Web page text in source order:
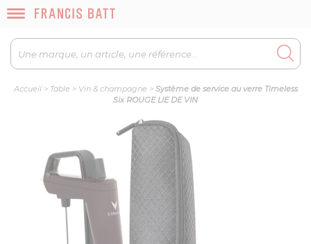
Accueil> Table > Vin & champagne > Système de service au verre Timeless
Six ROUGE LIE DE VIN